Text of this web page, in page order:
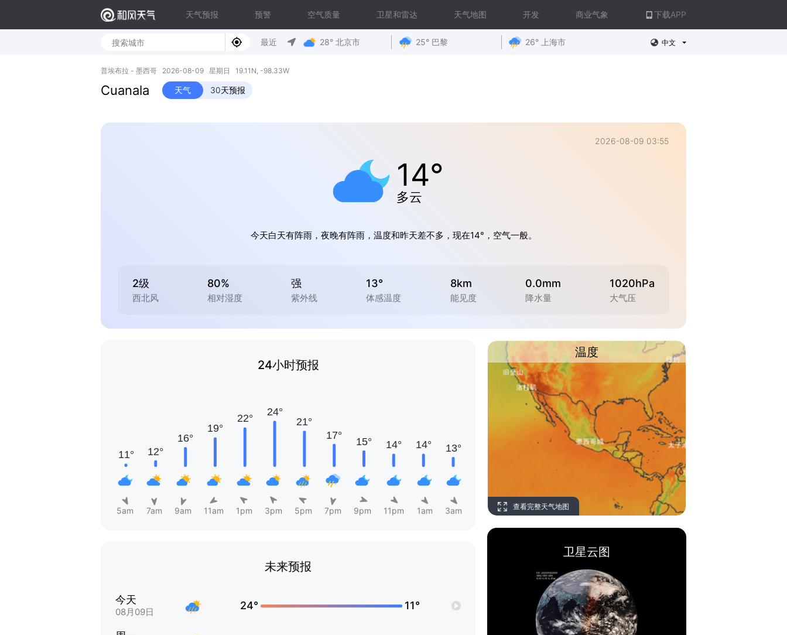
天气预报 预警 空气质量 卫星和雷达 天气地图 开发 商业气象 下载APP
最近 28° 北京市 25° 巴黎 26° 上海市 中文
普埃布拉 - 墨西哥 2026-08-09 星期日 19.11N, -98.33W
Cuanala 天气 30天预报
2026-08-09 03:55
14°
多云
今天白天有阵雨，夜晚有阵雨，温度和昨天差不多，现在14°，空气一般。
2级
西北风
80%
相对湿度
强
紫外线
13°
体感温度
8km
能见度
0.0mm
降水量
1020hPa
大气压
24小时预报
5am 7am 9am 11am 1pm 3pm 5pm 7pm 9pm 11pm 1am 3am
未来预报
今天
08月09日
24° 11°
温度
查看完整天气地图
卫星云图